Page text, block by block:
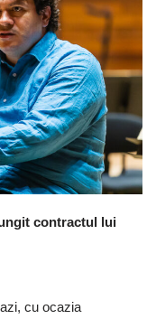
contractul lui
cu ocazia